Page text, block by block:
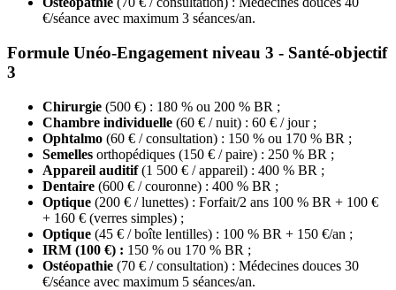
€/séance avec maximum 3 séances/an.
Formule Unéo-Engagement niveau 3 - Santé-objectif
3
Chirurgie (500 €) : 180 % ou 200 % BR ;
Chambre individuelle (60 € / nuit) : 60 € / jour ;
Ophtalmo (60 € / consultation) : 150 % ou 170 % BR ;
Semelles orthopédiques (150 € / paire) : 250 % BR ;
Appareil auditif(1 500 € / appareil) : 400 % BR ;
Dentaire (600 € / couronne) : 400 % BR ;
Optique (200 € / lunettes) : Forfait/2 ans 100 % BR + 100 €
+ 160 € (verres simples) ;
Optique (45 € / boîte lentilles) : 100 % BR + 150 €/an ;
IRM (100 €) : 150 % ou 170 % BR ;
Ostéopathie (70 € / consultation) : Médecines douces 30
€/séance avec maximum 5 séances/an.